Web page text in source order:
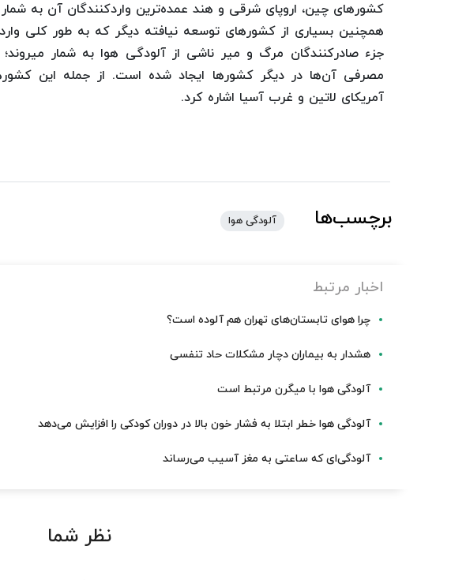
کشورهای چین، اروپای شرقی و هند عمده‌ترین واردکنندگان آن به
همچنین بسیاری از کشورهای توسعه نیافته دیگر که به طور کلی
جزء صادرکنندگان مرگ و میر ناشی از آلودگی هوا به شمار
مصرفی آن‌ها در دیگر کشورها ایجاد شده است. از جمله این
آمریکای لاتین و غرب آسیا اشاره کرد.
برچسب‌ها آلودگی هوا
اخبار مرتبط
چرا هوای تابستان‌های تهران هم آلوده است؟
هشدار به بیماران دچار مشکلات حاد تنفسی
آلودگی هوا با میگرن مرتبط است
آلودگی هوا خطر ابتلا به فشار خون بالا در دوران کودکی را افزایش می‌دهد
آلودگی‌ای که ساعتی به مغز آسیب می‌رساند
نظر شما